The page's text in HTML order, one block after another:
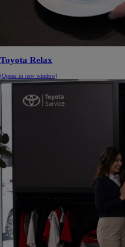
Toyota Relax
(Opens in new window)